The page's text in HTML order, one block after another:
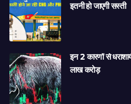
इतनी हो जाएगी सस्ती
इन 2 कारणों से
लाख करोड़